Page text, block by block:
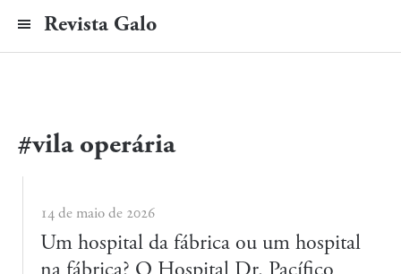
Revista Galo
#vila operária
14 de maio de 2026
Um hospital da fábrica ou um hospital